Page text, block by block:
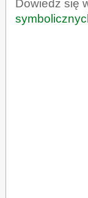
Dowiedz się